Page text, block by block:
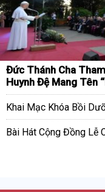
Đức Thánh Cha
Huynh Đệ Mang Tên
Khai Mạc Khóa Bồi
Bài Hát Cộng Đồng Lễ